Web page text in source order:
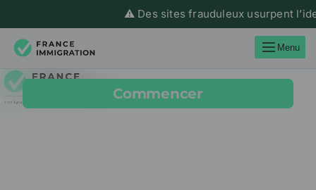
⚠️ Des sites frauduleux usurpent
Menu